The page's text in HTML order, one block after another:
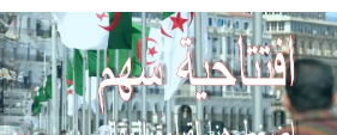
Skip
to
content